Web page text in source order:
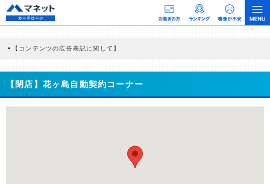
【コンテンツの広告表記に関して】
商品を根拠なくPRするものではなく、当編集部の調査／ユーザーへの口コミ収集な
どに基づき、公平性を担保した情報提供を行っています。
>提携企業一覧
【閉店】花ヶ島自動契約コーナー